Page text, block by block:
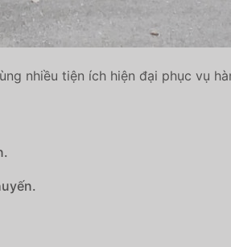
nhiều tiện ích hiện đại phục vụ